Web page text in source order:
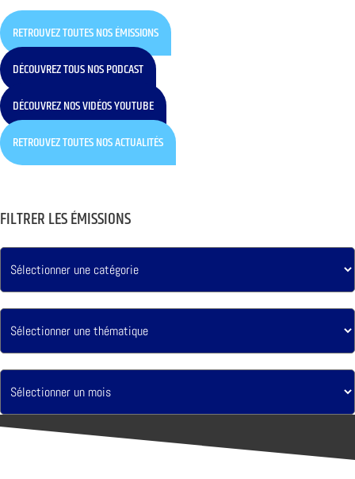
RETROUVEZ TOUTES NOS ÉMISSIONS
DÉCOUVREZ TOUS NOS PODCAST
DÉCOUVREZ NOS VIDÉOS YOUTUBE
RETROUVEZ TOUTES NOS ACTUALITÉS
FILTRER LES ÉMISSIONS